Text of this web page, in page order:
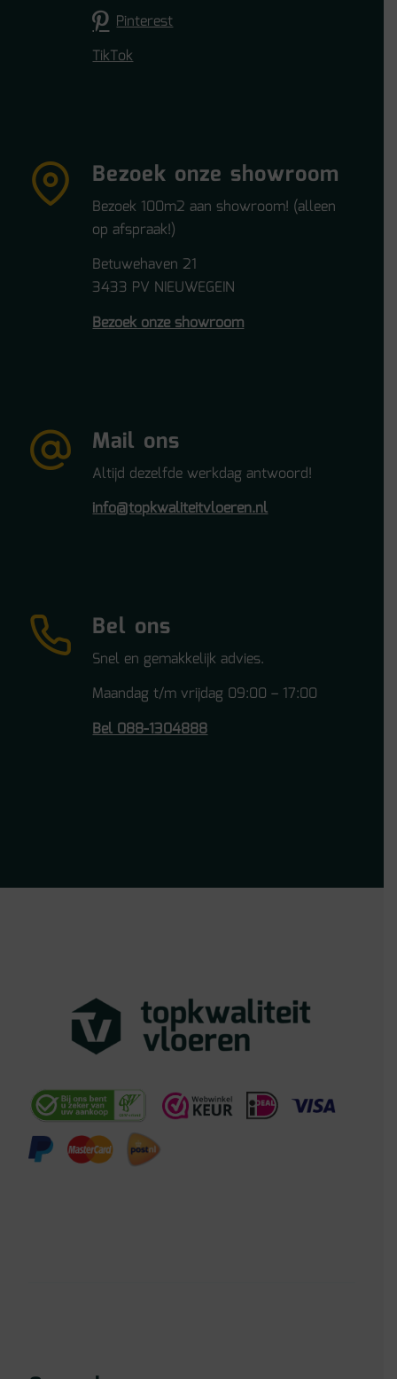
Pinterest
TikTok
Bezoek onze showroom
Bezoek 100m2 aan showroom! (alleen
op afspraak!)
Betuwehaven 21
3433 PV NIEUWEGEIN
Bezoek onze showroom
Mail ons
Altijd dezelfde werkdag antwoord!
info@topkwaliteitvloeren.nl
Bel ons
Snel en gemakkelijk advies.
Maandag t/m vrijdag 09:00 – 17:00
Bel 088-1304888